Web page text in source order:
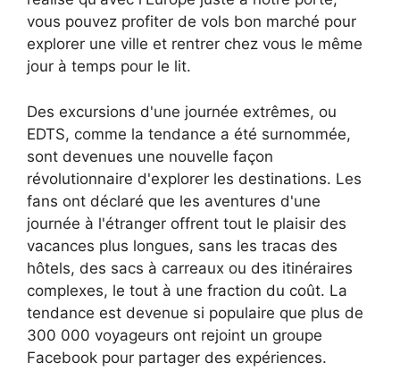
vous pouvez profiter de vols bon marché pour
explorer une ville et rentrer chez vous le même
jour à temps pour le lit.
Des excursions d'une journée extrêmes, ou
EDTS, comme la tendance a été surnommée,
sont devenues une nouvelle façon
révolutionnaire d'explorer les destinations. Les
fans ont déclaré que les aventures d'une
journée à l'étranger offrent tout le plaisir des
vacances plus longues, sans les tracas des
hôtels, des sacs à carreaux ou des itinéraires
complexes, le tout à une fraction du coût. La
tendance est devenue si populaire que plus de
300 000 voyageurs ont rejoint un groupe
Facebook pour partager des expériences.